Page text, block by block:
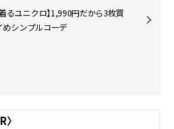
るユニクロ】1,990円だから3枚買
めシンプルコーデ
〉